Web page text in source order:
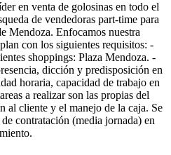
en venta de golosinas en todo el
de vendedoras part-time para
Mendoza. Enfocamos nuestra
con los siguientes requisitos: -
shoppings: Plaza Mendoza. -
dicción y predisposición en
horaria, capacidad de trabajo en
a realizar son las propias del
al cliente y el manejo de la caja. Se
contratación (media jornada) en